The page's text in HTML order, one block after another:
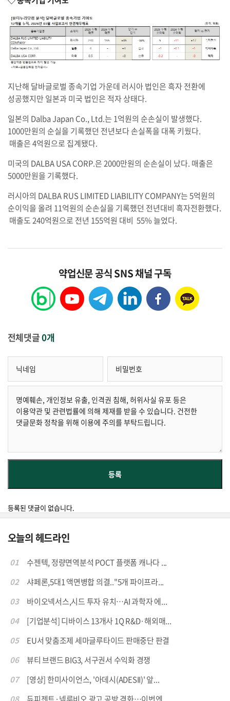
지난해 달바글로벌 종속기업 가운데 러시아 법인은 흑자 전환에
성공했지만 일본과 미국 법인은 적자 상태다.
일본의 Dalba Japan Co., Ltd.는 1억원의 순손실이 발생했다.
1000만원의 순실을 기록했던 전년보다 손실폭을 대폭 키웠다.
매출은 4억원으로 집계됐다.
미국의 DALBA USA CORP.은 2000만원의 순손실이 났다. 매출은
5000만원을 기록했다.
러시아의 DALBA RUS LIMITED LIABILITY COMPANY는 5억원의
순이익을 올려 11억원의 순손실을 기록했던 전년대비 흑자전환했다.
매출도 240억원으로 전년 155억원 대비 55% 늘었다.
약업신문 공식 SNS 채널 구독
전체댓글0개
등록된 댓글이 없습니다.
오늘의 헤드라인
01
수젠텍, 정량면역분석 POCT 플랫폼 캐나다 ...
02
샤페론,5대1 액면병합 의결.."5개 파이프라...
03
바이오넥서스,시드 투자 유치…AI 과학자 에...
04
[기업분석] 디바이스 13개사 1Q R&D·해외매...
05
EU서 맞춤조제 세마글루타이드 판매중단 판결
06
뷰티 브랜드 BIG3, 서구권서 수익화 경쟁
07
[영상] 한미사이언스, '아데시(ADESII)' 앞...